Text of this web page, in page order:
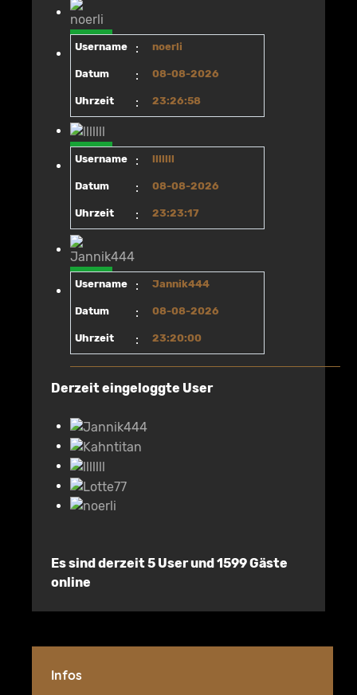
Username : noerli
Datum : 08-08-2026
Uhrzeit : 23:26:58
Username : lllllll
Datum : 08-08-2026
Uhrzeit : 23:23:17
Username : Jannik444
Datum : 08-08-2026
Uhrzeit : 23:20:00
Derzeit eingeloggte User
Es sind derzeit 5 User und 1599 Gäste
online
Infos